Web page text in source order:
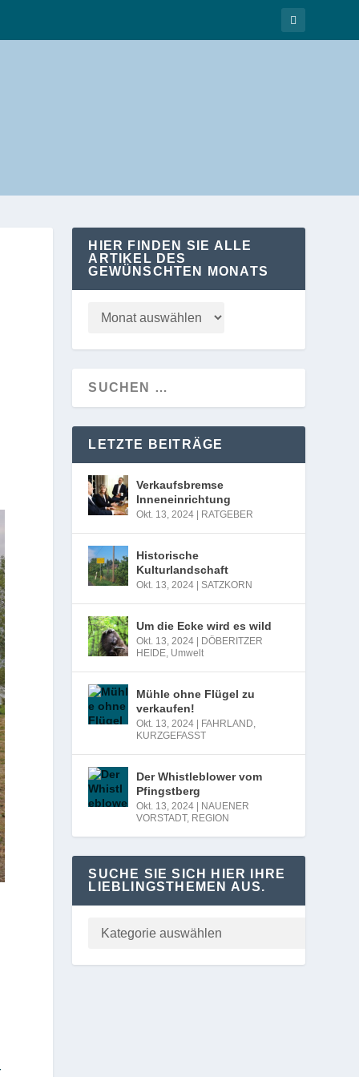
HIER FINDEN SIE ALLE
ARTIKEL DES
GEWÜNSCHTEN MONATS
LETZTE BEITRÄGE
Verkaufsbremse
Inneneinrichtung
Okt. 13, 2024 RATGEBER
Historische
Kulturlandschaft
Okt. 13, 2024 |SATZKORN
Um die Ecke wird es wild
Okt. 13, 2024
DÖBERITZER
HEIDE, Umwelt
Mühle ohne Flügel zu
verkaufen!
Okt. 13, 2024 FAHRLAND,
KURZGEFASST
Der Whistleblower vom
Pfingstberg
Okt. 13, 2024
NAUENER
VORSTADT, REGION
SUCHE SIE SICH HIER IHRE
LIEBLINGSTHEMEN AUS.